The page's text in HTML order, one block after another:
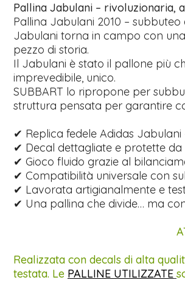
Pallina Jabulani – rivoluzionaria,
Pallina Jabulani 2010 –
Jabulani torna in campo con
pezzo di storia.
Il Jabulani è stato il pallone più
imprevedibile, unico.
SUBBART lo ripropone per
struttura pensata per garantire
✔ Replica fedele Adidas Jabulani
✔ Decal dettagliate e protette
✔ Gioco fluido grazie al
✔ Compatibilità universale con
✔ Lavorata artigianalmente e
✔ Una pallina che divide… ma
Realizzata con decals di alta
testata. Le PALLINE UTILIZZATE